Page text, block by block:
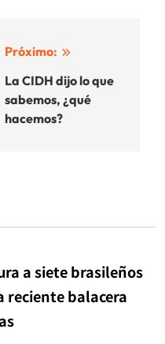
Próximo:
La CIDH dijo lo que
sabemos, ¿qué
hacemos?
a siete brasileños
reciente balacera